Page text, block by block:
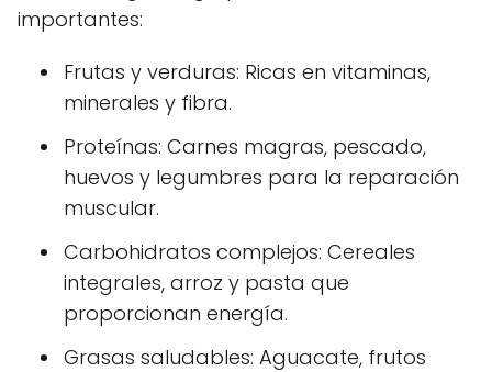
importantes:
Frutas y verduras: Ricas en vitaminas,
minerales y fibra.
Proteínas: Carnes magras, pescado,
huevos y legumbres para la reparación
muscular.
Carbohidratos complejos: Cereales
integrales, arroz y pasta que
proporcionan energía.
Grasas saludables: Aguacate, frutos